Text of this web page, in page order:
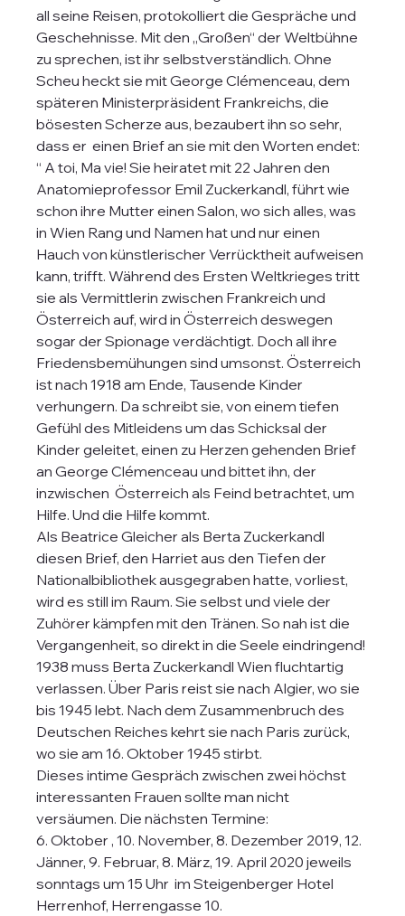
all seine Reisen, protokolliert die Gespräche und
Geschehnisse. Mit den „Großen“ der Weltbühne
zu sprechen, ist ihr selbstverständlich. Ohne
Scheu heckt sie mit George Clémenceau, dem
späteren Ministerpräsident Frankreichs, die
bösesten Scherze aus, bezaubert ihn so sehr,
dass er  einen Brief an sie mit den Worten endet:
“ A toi, Ma vie! Sie heiratet mit 22 Jahren den
Anatomieprofessor Emil Zuckerkandl, führt wie
schon ihre Mutter einen Salon, wo sich alles, was
in Wien Rang und Namen hat und nur einen
Hauch von künstlerischer Verrücktheit aufweisen
kann, trifft. Während des Ersten Weltkrieges tritt
sie als Vermittlerin zwischen Frankreich und
Österreich auf, wird in Österreich deswegen
sogar der Spionage verdächtigt. Doch all ihre
Friedensbemühungen sind umsonst. Österreich
ist nach 1918 am Ende, Tausende Kinder
verhungern. Da schreibt sie, von einem tiefen
Gefühl des Mitleidens um das Schicksal der
Kinder geleitet, einen zu Herzen gehenden Brief
an George Clémenceau und bittet ihn, der
inzwischen  Österreich als Feind betrachtet, um
Hilfe. Und die Hilfe kommt.
Als Beatrice Gleicher als Berta Zuckerkandl
diesen Brief, den Harriet aus den Tiefen der
Nationalbibliothek ausgegraben hatte, vorliest,
wird es still im Raum. Sie selbst und viele der
Zuhörer kämpfen mit den Tränen. So nah ist die
Vergangenheit, so direkt in die Seele eindringend!
1938 muss Berta Zuckerkandl Wien fluchtartig
verlassen. Über Paris reist sie nach Algier, wo sie
bis 1945 lebt. Nach dem Zusammenbruch des
Deutschen Reiches kehrt sie nach Paris zurück,
wo sie am 16. Oktober 1945 stirbt.
Dieses intime Gespräch zwischen zwei höchst
interessanten Frauen sollte man nicht
versäumen. Die nächsten Termine:
6. Oktober , 10. November, 8. Dezember 2019, 12.
Jänner, 9. Februar, 8. März, 19. April 2020 jeweils
sonntags um 15 Uhr  im Steigenberger Hotel
Herrenhof, Herrengasse 10.